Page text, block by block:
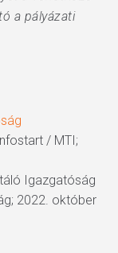
a pályázati
/ MTI;
Igazgatóság
2022. október